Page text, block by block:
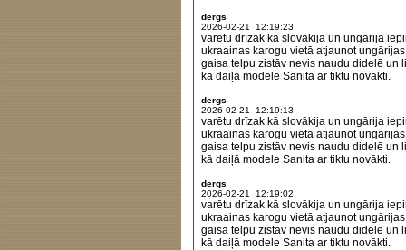
dergs
2026-02-21 12:19:23
varētu drīzak kā slovākija un ungārija
ukraainas karogu vietā atjaunot
gaisa telpu zistāv nevis naudu didelē un
kā daiļā modele Sanita ar tiktu novākti.
dergs
2026-02-21 12:19:13
varētu drīzak kā slovākija un ungārija
ukraainas karogu vietā atjaunot
gaisa telpu zistāv nevis naudu didelē un
kā daiļā modele Sanita ar tiktu novākti.
dergs
2026-02-21 12:19:02
varētu drīzak kā slovākija un ungārija
ukraainas karogu vietā atjaunot
gaisa telpu zistāv nevis naudu didelē un
kā daiļā modele Sanita ar tiktu novākti.